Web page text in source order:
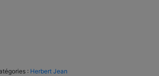
: Herbert Jean